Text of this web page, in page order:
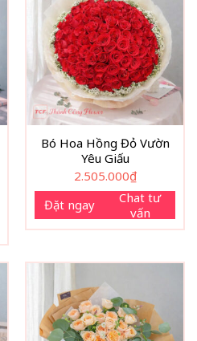
Bó Hoa Hồng Đỏ Vườn
Yêu Giấu
2.505.000₫
Đặt ngay
Chat tư
vấn